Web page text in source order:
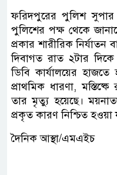
ফরিদপুরের পুলিশ
পুলিশের পক্ষ থেকে
প্রকার শারীরিক
দিবাগত রাত ২টার
ডিবি কার্যালয়ের
প্রাথমিক ধারণা,
তার মৃত্যু হয়েছে।
প্রকৃত কারণ নিশ্চিত হওয়া
দৈনিক আস্থা/এমএইচ